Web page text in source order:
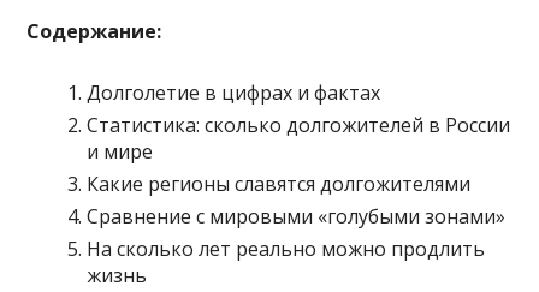
Содержание:
Долголетие в цифрах и фактах
Статистика: сколько долгожителей в России
и мире
Какие регионы славятся долгожителями
Сравнение с мировыми «голубыми зонами»
На сколько лет реально можно продлить
жизнь